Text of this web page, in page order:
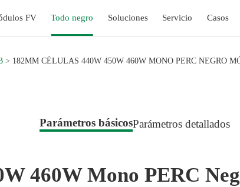
FV Todo negro Soluciones Servicio Casos
182MM CÉLULAS 440W 450W 460W MONO PERC NEGRO
Parámetros básicosParámetros detallados
460W Mono PERC